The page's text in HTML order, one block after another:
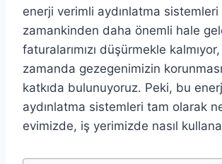
enerji verimli aydınlatma sistemleri
zamankinden daha önemli hale
faturalarımızı düşürmekle kalmıyor,
zamanda gezegenimizin
katkıda bulunuyoruz. Peki, bu
aydınlatma sistemleri tam olarak
evimizde, iş yerimizde nasıl